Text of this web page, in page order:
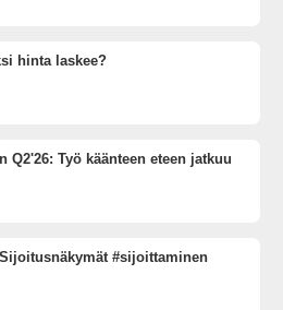
hinta laskee?
Q2'26: Työ käänteen eteen jatkuu
#sijoittaminen